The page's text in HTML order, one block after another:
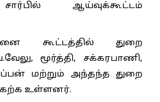
ஆய்வுக்கூட்டம்
கூட்டத்தில் துறை
மூர்த்தி, சக்கரபாணி,
மற்றும் அந்தந்த துறை
உள்ளனர்.